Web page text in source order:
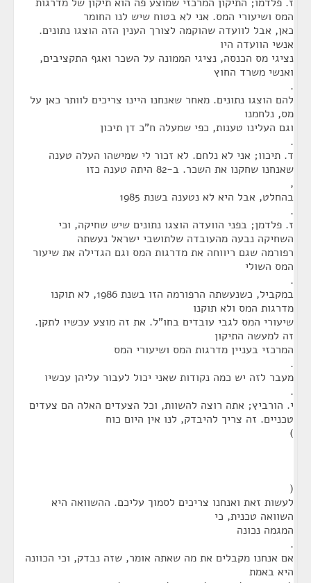
המס ושיעורי המס. אני לא בטוח שיש לנו החומר
כאן, אבל לוועדה שהוקמה לצורך הענין הזה הוצגו נתונים.
אנשי הוועדה היו
נציגי מס הכנסה, נציגי הממונה על השכר ואגף התקציבים,
ואנשי משרד החוץ
.
להם הוצגו נתונים. מאחר שאנחנו היינו צריכים לוותר כאן על
מס, נלחמנו
וגם העלינו טענות, כפי שמעלה ח"כ דן תיכון
.
ד. תיכוו; אני לא נלחם. לא זכור לי שמישהו העלה טענה
שאנחנו שחקנו את השכר. ב-82 היתה טענה כזו
,
בהחלט, אבל היא לא נטענה בשנת 1985
.
ז. פלדמן; בפני הוועדה הוצגו נתונים שיש שחיקה, וכי
השחיקה נבעה מהעובדה שלתושבי ישראל נעשתה
רפורמה שגם ריווחה את מדרגות המס וגם הגדילה את שיעור
המס השולי
.
במקביל, כשנעשתה הרפורמה הזו בשנת 1986, לא תוקנו
מדרגות המס ולא תוקנו
שיעורי המס לגבי עובדים בחו"ל. את זה מוצע עכשיו לתקן.
זה למעשה התיקון
המרכזי בעניין מדרגות המס ושיעורי המס
.
מעבר לזה יש כמה נקודות שאני יכול לעבור עליהן עכשיו
.
י. הורביץ; אתה רוצה להשוות, וכל הצעדים האלה הם צעדים
טכניים. זה צריך להיבדק, לנו אין היום כוח
)
(
לעשות זאת ואנחנו צריכים לסמוך עליכם. ההשוואה היא
השוואה טכנית, כי
המגמה נכונה
.
אם אנחנו מקבלים את מה שאתה אומר, שזה נבדק, וכי הכוונה
היא באמת